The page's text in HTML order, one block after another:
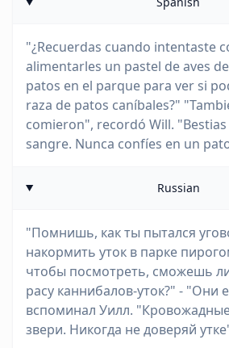
"¿Recuerdas cuando intentaste
alimentarles un pastel de aves
patos en el parque para ver si
raza de patos caníbales?"
comieron", recordó Will.
sangre. Nunca confíes en un
Russian
"Помнишь, как ты пытался
накормить уток в парке
чтобы посмотреть, сможешь
расу каннибалов-уток?" - "Они
вспоминал Уилл.
звери. Никогда не доверяй